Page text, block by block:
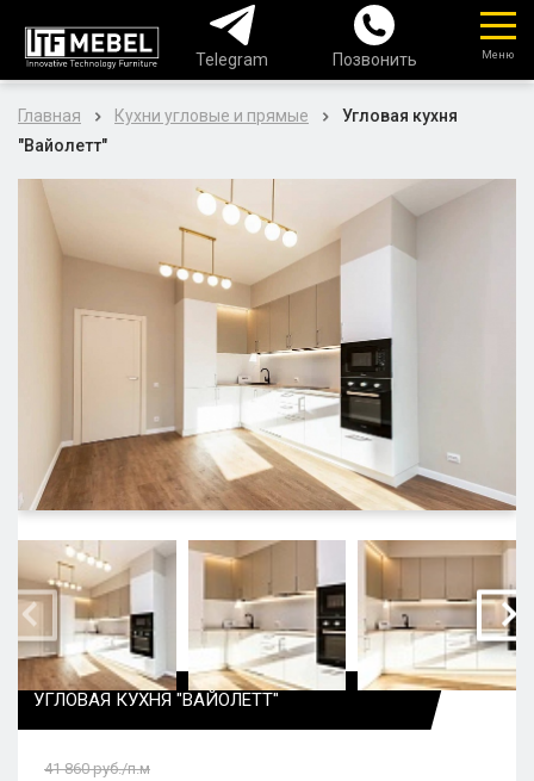
Telegram Позвонить Меню
Главная Кухни угловые и прямые
Угловая кухня
"Вайолетт"
УГЛОВАЯ КУХНЯ "ВАЙОЛЕТТ"
41 860руб./п.м